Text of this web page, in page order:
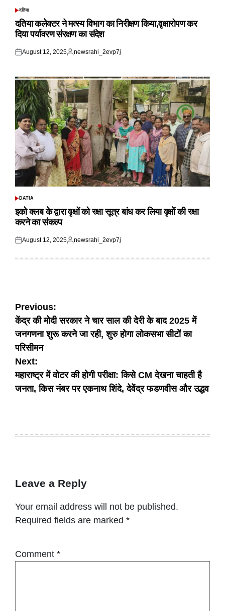
POSTED
दतिया
दतिया कलेक्टर ने मत्स्य विभाग का निरीक्षण किया,वृक्षारोपण कर
दिया पर्यावरण संरक्षण का संदेश
Posted
August 12, 2025
Posted
newsrahi_2evp7j
POSTED
DATIA
इको क्लब के द्वारा वृक्षों को रक्षा सूत्र बांध कर लिया वृक्षों की रक्षा
करने का संकल्प
Posted
August 12, 2025
Posted
newsrahi_2evp7j
Post
navigation
Previous:
केंद्र की मोदी सरकार ने चार साल की देरी के बाद 2025 में
जनगणना शुरू करने जा रही, शुरु होगा लोकसभा सीटों का
परिसीमन
Next:
महाराष्ट्र में वोटर की होगी परीक्षा: किसे CM देखना चाहती है
जनता, किस नंबर पर एकनाथ शिंदे, देवेंद्र फडणवीस और उद्धव
Leave a Reply
Your email address will not be published.
Required fields are marked *
Comment *